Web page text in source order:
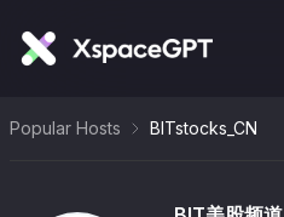
Popular Hosts BITstocks_CN